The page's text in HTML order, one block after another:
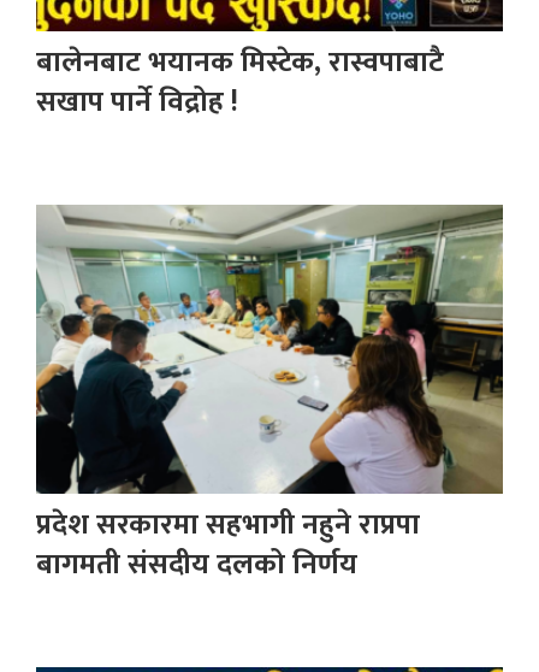
बालेनबाट भयानक मिस्टेक, रास्वपाबाटै
सखाप पार्ने विद्रोह !
प्रदेश सरकारमा सहभागी नहुने राप्रपा
बागमती संसदीय दलको निर्णय